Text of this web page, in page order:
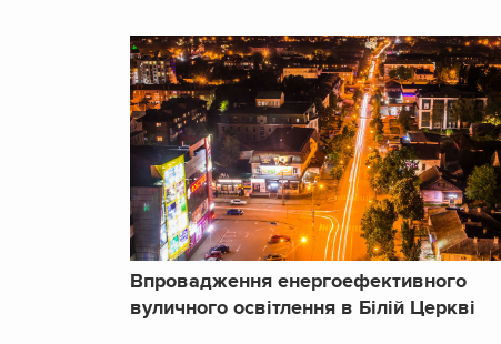
Впровадження енергоефективного
вуличного освітлення в Білій Церкві